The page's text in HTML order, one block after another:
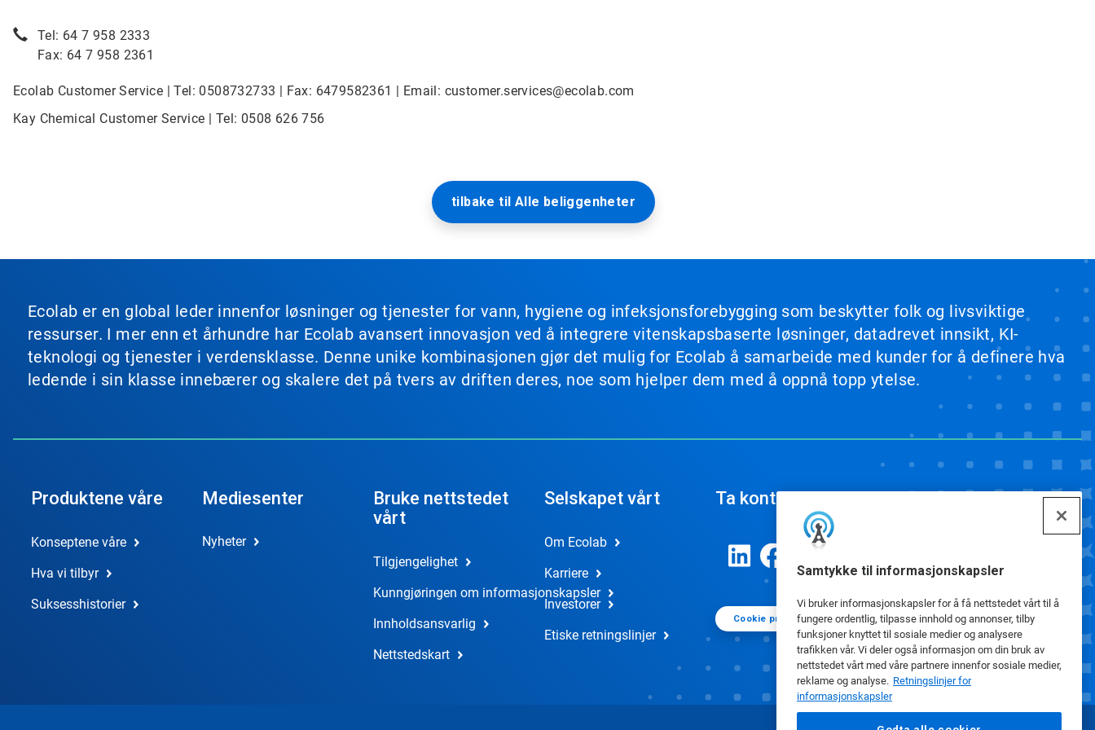
Samtykke til informasjonskapsler
Vi bruker informasjonskapsler for å få nettstedet vårt til å
fungere ordentlig, tilpasse innhold og annonser, tilby
funksjoner knyttet til sosiale medier og analysere
trafikken vår. Vi deler også informasjon om din bruk av
nettstedet vårt med våre partnere innenfor sosiale medier,
reklame og analyse. Retningslinjer for
informasjonskapsler
Tel: 64 7 958 2333
Fax: 64 7 958 2361
Ecolab Customer Service | Tel: 0508732733 | Fax: 6479582361 | Email: customer.services@ecolab.com
Kay Chemical Customer Service | Tel: 0508 626 756
tilbake til Alle beliggenheter
Ecolab er en global leder innenfor løsninger og tjenester for vann, hygiene og infeksjonsforebygging som beskytter folk og livsviktige
ressurser. I mer enn et århundre har Ecolab avansert innovasjon ved å integrere vitenskapsbaserte løsninger, datadrevet innsikt, KI-
teknologi og tjenester i verdensklasse. Denne unike kombinasjonen gjør det mulig for Ecolab å samarbeide med kunder for å definere hva
ledende i sin klasse innebærer og skalere det på tvers av driften deres, noe som hjelper dem med å oppnå topp ytelse.
Produktene våre
Konseptene våre
Hva vi tilbyr
Suksesshistorier
Mediesenter
Nyheter
Bruke nettstedet
vårt
Tilgjengelighet
Kunngjøringen om informasjonskapsler
Innholdsansvarlig
Nettstedskart
Selskapet vårt
Om Ecolab
Karriere
Investorer
Etiske retningslinjer
Ta kontakt
Cookie preferanser